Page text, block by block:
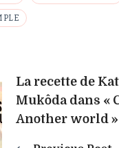
La recette de
Mukôda dans «
Another world »